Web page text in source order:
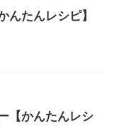
んたんレシピ】
【かんたんレシ